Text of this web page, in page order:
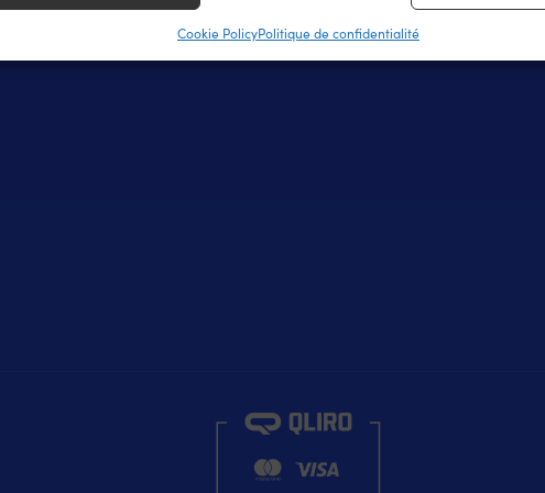
Assurer la sécurité, prévenir et détecter la fraude et réparer les
erreurs, Fournir et présenter des publicités et du contenu,
Cookie PolicyPolitique de confidentialité